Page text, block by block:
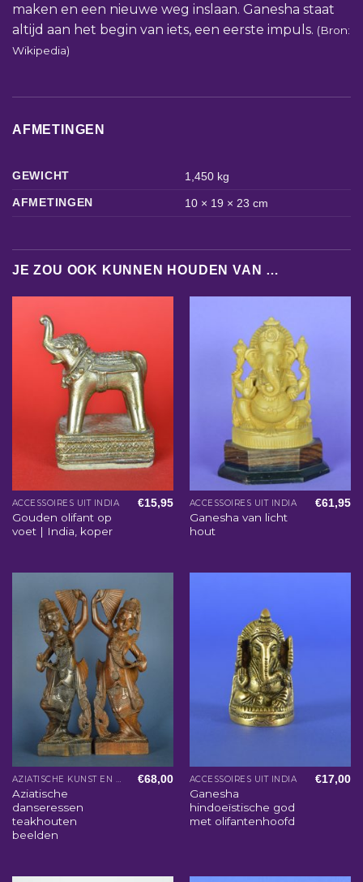
maken en een nieuwe weg inslaan. Ganesha staat
altijd aan het begin van iets, een eerste impuls. (Bron:
Wikipedia)
AFMETINGEN
GEWICHT
1,450 kg
AFMETINGEN
10 × 19 × 23 cm
JE ZOU OOK KUNNEN HOUDEN VAN …
ACCESSOIRES UIT INDIA
Gouden olifant op
voet | India, koper
€15,95 ACCESSOIRES UIT INDIA
Ganesha van licht
hout
€61,95
AZIATISCHE KUNST EN WOONACCESSOIRES
Aziatische
danseressen
teakhouten
beelden
€68,00 ACCESSOIRES UIT INDIA
Ganesha
hindoeïstische god
met olifantenhoofd
€17,00